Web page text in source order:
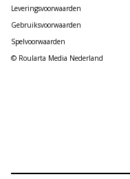
Leveringsvoorwaarden
Gebruiksvoorwaarden
Spelvoorwaarden
© Roularta Media Nederland